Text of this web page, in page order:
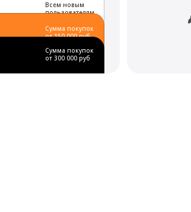
Всем новым
пользователям
Сумма покупок
от 150 000 руб
Сумма покупок
от 300 000 руб